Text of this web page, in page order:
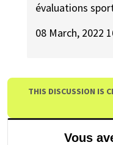
évaluations
08 March, 2022
THIS DISCUSSION IS
Vous